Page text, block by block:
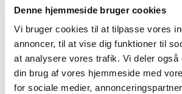
Denne hjemmeside bruger cookies
Vi bruger cookies til at tilpasse vores
annoncer, til at vise dig funktioner til
at analysere vores trafik. Vi deler også
din brug af vores hjemmeside med
for sociale medier,
selvbestemmelse/
lovgivning og bæredygtighed
begravelse/bisættelse.
I kølvandet på undersøgelsen